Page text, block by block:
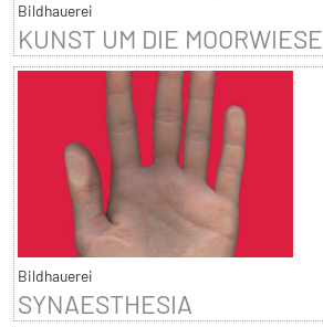
Bildhauerei
KUNST UM DIE MOORWIESE
Bildhauerei
SYNAESTHESIA